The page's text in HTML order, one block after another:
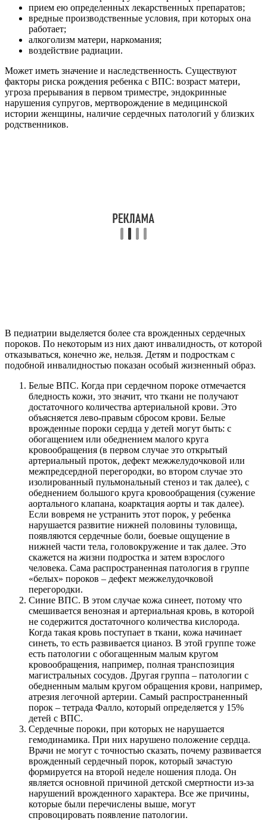
прием ею определенных лекарственных препаратов;
вредные производственные условия, при которых она
работает;
алкоголизм матери, наркомания;
воздействие радиации.
Может иметь значение и наследственность. Существуют
факторы риска рождения ребенка с ВПС: возраст матери,
угроза прерывания в первом триместре, эндокринные
нарушения супругов, мертворождение в медицинской
истории женщины, наличие сердечных патологий у близких
родственников.
В педиатрии выделяется более ста врожденных сердечных
пороков. По некоторым из них дают инвалидность, от которой
отказываться, конечно же, нельзя. Детям и подросткам с
подобной инвалидностью показан особый жизненный образ.
Белые ВПС. Когда при сердечном пороке отмечается
бледность кожи, это значит, что ткани не получают
достаточного количества артериальной крови. Это
объясняется лево-правым сбросом крови. Белые
врожденные пороки сердца у детей могут быть: с
обогащением или обеднением малого круга
кровообращения (в первом случае это открытый
артериальный проток, дефект межжелудочковой или
межпредсердной перегородки, во втором случае это
изолированный пульмональный стеноз и так далее), с
обеднением большого круга кровообращения (сужение
аортального клапана, коарктация аорты и так далее).
Если вовремя не устранить этот порок, у ребенка
нарушается развитие нижней половины туловища,
появляются сердечные боли, боевые ощущение в
нижней части тела, головокружение и так далее. Это
скажется на жизни подростка и затем взрослого
человека. Сама распространенная патология в группе
«белых» пороков – дефект межжелудочковой
перегородки.
Синие ВПС. В этом случае кожа синеет, потому что
смешивается венозная и артериальная кровь, в которой
не содержится достаточного количества кислорода.
Когда такая кровь поступает в ткани, кожа начинает
синеть, то есть развивается цианоз. В этой группе тоже
есть патологии с обогащенным малым кругом
кровообращения, например, полная транспозиция
магистральных сосудов. Другая группа – патологии с
обедненным малым кругом обращения крови, например,
атрезия легочной артерии. Самый распространенный
порок – тетрада Фалло, который определяется у 15%
детей с ВПС.
Сердечные пороки, при которых не нарушается
гемодинамика. При них нарушено положение сердца.
Врачи не могут с точностью сказать, почему развивается
врожденный сердечный порок, который зачастую
формируется на второй неделе ношения плода. Он
является основной причиной детской смертности из-за
нарушений врожденного характера. Все же причины,
которые были перечислены выше, могут
спровоцировать появление патологии.